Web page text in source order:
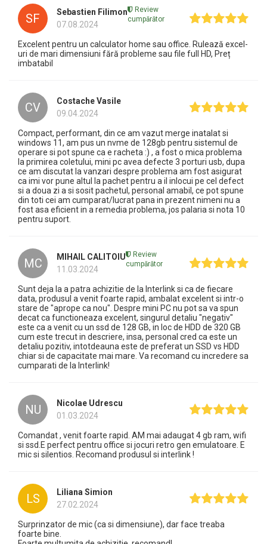
SF
Sebastien Filimon
07.08.2024
Review
cumpărător
Excelent pentru un calculator home sau office. Rulează excel-
uri de mari dimensiuni fără probleme sau file full HD, Preț
imbatabil
CV
Costache Vasile
09.04.2024
Compact, performant, din ce am vazut merge inatalat si
windows 11, am pus un nvme de 128gb pentru sistemul de
operare si pot spune ca e racheta :) , a fost o mica problema
la primirea coletului, mini pc avea defecte 3 porturi usb, dupa
ce am discutat la vanzari despre problema am fost asigurat
ca imi vor pune altul la pachet pentru a il inlocui pe cel defect
si a doua zi a si sosit pachetul, personal amabil, ce pot spune
din toti cei am cumparat/lucrat pana in prezent nimeni nu a
fost asa eficient in a remedia problema, jos palaria si nota 10
pentru suport.
MC
MIHAIL CALITOIU
11.03.2024
Review
cumpărător
Sunt deja la a patra achizitie de la Interlink si ca de fiecare
data, produsul a venit foarte rapid, ambalat excelent si intr-o
stare de "aprope ca nou". Despre mini PC nu pot sa va spun
decat ca functioneaza excelent, singurul detaliu "negativ"
este ca a venit cu un ssd de 128 GB, in loc de HDD de 320 GB
cum este trecut in descriere, insa, personal cred ca este un
detaliu pozitiv, intotdeauna este de preferat un SSD vs HDD
chiar si de capacitate mai mare. Va recomand cu incredere sa
cumparati de la Interlink!
NU
Nicolae Udrescu
01.03.2024
Comandat , venit foarte rapid. AM mai adaugat 4 gb ram, wifi
si ssd.E perfect pentru office si jocuri retro gen emulatoare. E
mic si silentios. Recomand produsul si interlink !
LS
Liliana Simion
27.02.2024
Surprinzator de mic (ca si dimensiune), dar face treaba
foarte bine.